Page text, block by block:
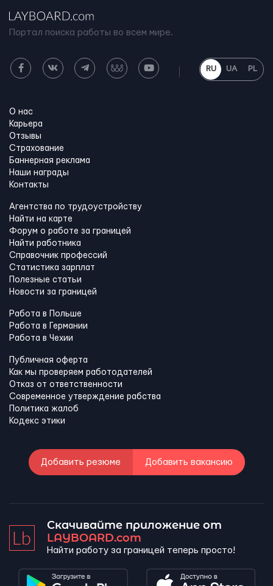
Портал поиска работы во всем мире.
RU UA PL
О нас
Карьера
Отзывы
Страхование
Баннерная реклама
Наши награды
Контакты
Агентства по трудоустройству
Найти на карте
Форум о работе за границей
Найти работника
Справочник профессий
Статистика зарплат
Полезные статьи
Новости за границей
Работа в Польше
Работа в Германии
Работа в Чехии
Публичная оферта
Как мы проверяем работодателей
Отказ от ответственности
Современное утверждение рабства
Политика жалоб
Кодекс этики
Добавить резюме Добавить вакансию
Скачивайте приложение от
LAYBOARD.com
Найти работу за границей теперь просто!